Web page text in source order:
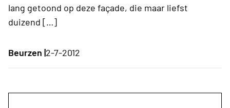
lang getoond op deze façade, die maar liefst
duizend […]
Beurzen |2-7-2012